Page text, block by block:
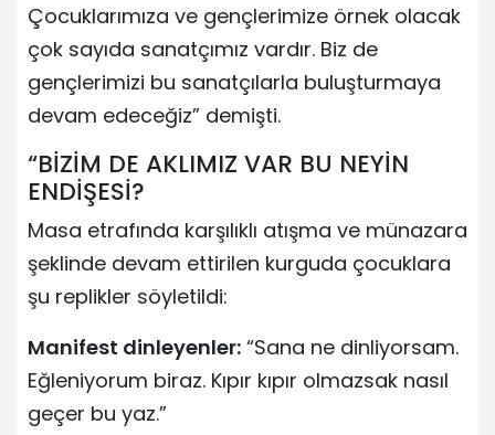
Çocuklarımıza ve gençlerimize örnek olacak
çok sayıda sanatçımız vardır. Biz de
gençlerimizi bu sanatçılarla buluşturmaya
devam edeceğiz” demişti.
“BİZİM DE AKLIMIZ VAR BU NEYİN
ENDİŞESİ?
Masa etrafında karşılıklı atışma ve münazara
şeklinde devam ettirilen kurguda çocuklara
şu replikler söyletildi:
Manifest dinleyenler: “Sana ne dinliyorsam.
Eğleniyorum biraz. Kıpır kıpır olmazsak nasıl
geçer bu yaz.”